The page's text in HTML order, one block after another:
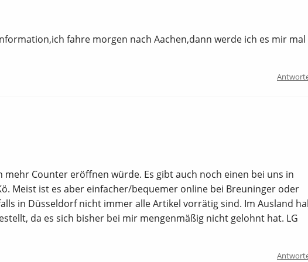
fahre morgen nach Aachen,dann werde ich es mir mal
mehr Counter eröffnen würde. Es gibt auch noch einen bei uns in
Meist ist es aber einfacher/bequemer online bei Breuninger oder
in Düsseldorf nicht immer alle Artikel vorrätig sind. Im Ausland
da es sich bisher bei mir mengenmäßig nicht gelohnt hat. LG